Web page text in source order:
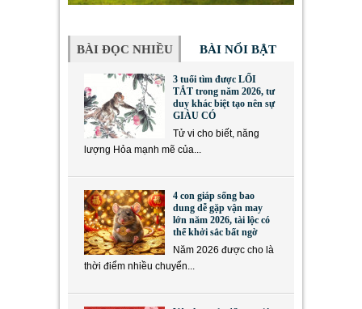
BÀI ĐỌC NHIỀU BÀI NỔI BẬT
3 tuổi tìm được LỐI
TẮT trong năm 2026, tư
duy khác biệt tạo nên sự
GIÀU CÓ
Tử vi cho biết, năng
lượng Hỏa mạnh mẽ của...
4 con giáp sống bao
dung dễ gặp vận may
lớn năm 2026, tài lộc có
thể khởi sắc bất ngờ
Năm 2026 được cho là
thời điểm nhiều chuyển...